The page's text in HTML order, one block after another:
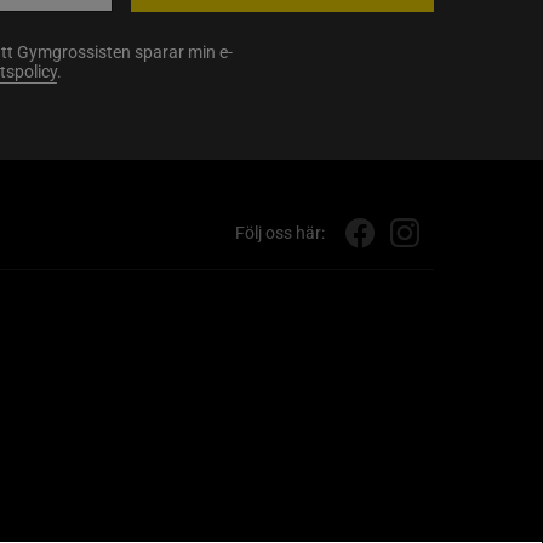
Gymgrossisten sparar min e-
.
Följ oss här: